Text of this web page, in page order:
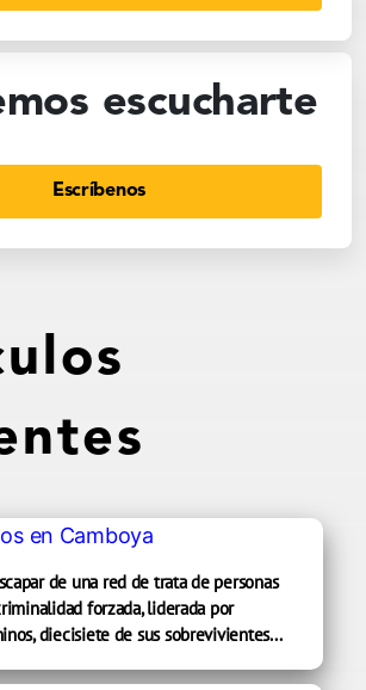
escucharte
Escríbenos
de una red de trata de personas
forzada, liderada por
diecisiete de sus sobrevivientes...